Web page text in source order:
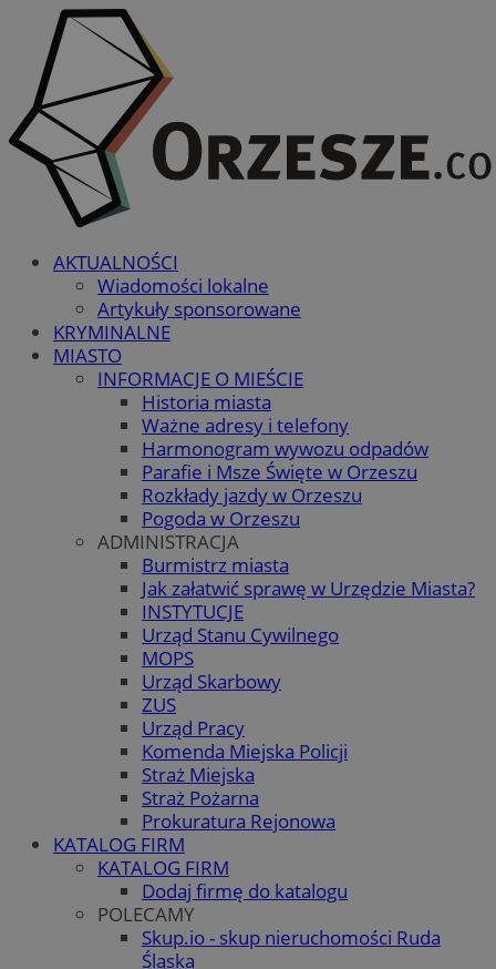
AKTUALNOŚCI
Wiadomości lokalne
Artykuły sponsorowane
KRYMINALNE
MIASTO
INFORMACJE O MIEŚCIE
Historia miasta
Ważne adresy i telefony
Harmonogram wywozu odpadów
Parafie i Msze Święte w Orzeszu
Rozkłady jazdy w Orzeszu
Pogoda w Orzeszu
ADMINISTRACJA
Burmistrz miasta
Jak załatwić sprawę w Urzędzie Miasta?
INSTYTUCJE
Urząd Stanu Cywilnego
MOPS
Urząd Skarbowy
ZUS
Urząd Pracy
Komenda Miejska Policji
Straż Miejska
Straż Pożarna
Prokuratura Rejonowa
KATALOG FIRM
KATALOG FIRM
Dodaj firmę do katalogu
POLECAMY
Skup.io - skup nieruchomości Ruda
Śląska